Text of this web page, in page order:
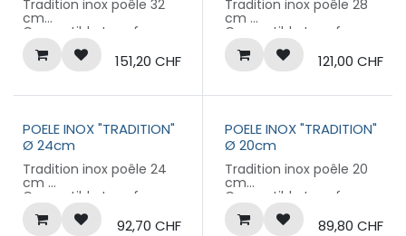
Tradition inox poêle 32
cm
Compatible tous feux
Garantie 10 ans
151,20 CHF
Tradition inox poêle 28
cm
Compatible tous feux
Garantie 10 ans
121,00 CHF
POELE INOX "TRADITION"
Ø 24cm
Tradition inox poêle 24
cm
Compatible tous feux
Garantie 10 ans
92,70 CHF
POELE INOX "TRADITION"
Ø 20cm
Tradition inox poêle 20
cm
Compatible tous feux
Garantie 10 ans
89,80 CHF